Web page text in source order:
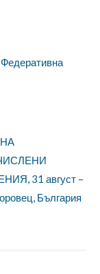
31 август –
България